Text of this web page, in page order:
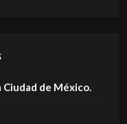
Ciudad de México.